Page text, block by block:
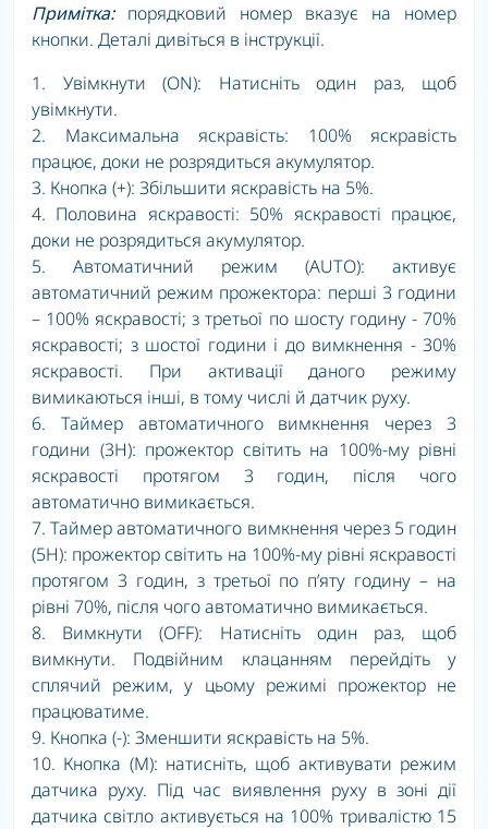
Примітка:порядковий номер вказує на номер
кнопки. Деталі дивіться в інструкції.
1. Увімкнути (ON): Натисніть один раз, щоб
увімкнути.
2. Максимальна яскравість: 100% яскравість
працює, доки не розрядиться акумулятор.
3. Кнопка (+): Збільшити яскравість на 5%.
4. Половина яскравості: 50% яскравості працює,
доки не розрядиться акумулятор.
5. Автоматичний режим (AUTO): активує
автоматичний режим прожектора: перші 3 години
– 100% яскравості; з третьої по шосту годину - 70%
яскравості; з шостої години і до вимкнення - 30%
яскравості. При активації даного режиму
вимикаються інші, в тому числі й датчик руху.
6. Таймер автоматичного вимкнення через 3
години (3H): прожектор світить на 100%-му рівні
яскравості протягом 3 годин, після чого
автоматично вимикається.
7. Таймер автоматичного вимкнення через 5 годин
(5H): прожектор світить на 100%-му рівні яскравості
протягом 3 годин, з третьої по п’яту годину – на
рівні 70%, після чого автоматично вимикається.
8. Вимкнути (OFF): Натисніть один раз, щоб
вимкнути. Подвійним клацанням перейдіть у
сплячий режим, у цьому режимі прожектор не
працюватиме.
9. Кнопка (-): Зменшити яскравість на 5%.
10. Кнопка (M): натисніть, щоб активувати режим
датчика руху. Під час виявлення руху в зоні дії
датчика світло активується на 100% тривалістю 15